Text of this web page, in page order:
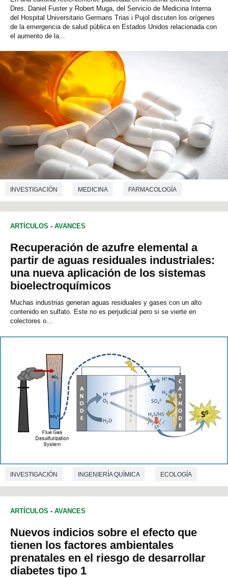
Dres. Daniel Fuster y Robert Muga, del Servicio de Medicina Interna
del Hospital Universitario Germans Trias i Pujol discuten los orígenes
de la emergencia de salud pública en Estados Unidos relacionada con
el aumento de la...
INVESTIGACIÓN MEDICINA FARMACOLOGÍA
ARTÍCULOS - AVANCES
Recuperación de azufre elemental a
partir de aguas residuales industriales:
una nueva aplicación de los sistemas
bioelectroquímicos
Muchas industrias generan aguas residuales y gases con un alto
contenido en sulfato. Este no es perjudicial pero si se vierte en
colectores o...
INVESTIGACIÓN INGENIERÍA QUÍMICA ECOLOGÍA
ARTÍCULOS - AVANCES
Nuevos indicios sobre el efecto que
tienen los factores ambientales
prenatales en el riesgo de desarrollar
diabetes tipo 1